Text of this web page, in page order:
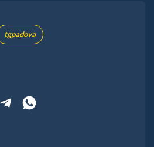
tgpadova